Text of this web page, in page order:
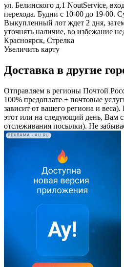
ул. Белинского д.1 NoutService,
перехода. Будни с 10-00 до 19-00.
Выкупленный лот ждет 2 дня,
уточнять наличие, во избежание
Красноярск, Стрелка
Увеличить карту
Доставка в другие
Отправляем в регионы Почтой
100% предоплате + почтовые
зависит от вашего региона и
этот или на следующий день, Вам
отслеживания посылки). Не
РЕКЛАМА • AU.RU